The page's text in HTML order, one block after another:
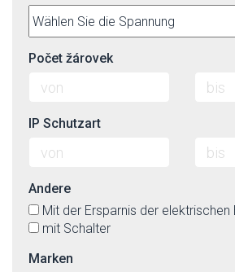
Počet žárovek
IP Schutzart
Andere
Mit der Ersparnis der elektrischen
mit Schalter
Marken